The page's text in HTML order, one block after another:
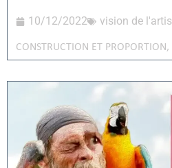
10/12/2022 vision de
CONSTRUCTION ET PROPORTION,